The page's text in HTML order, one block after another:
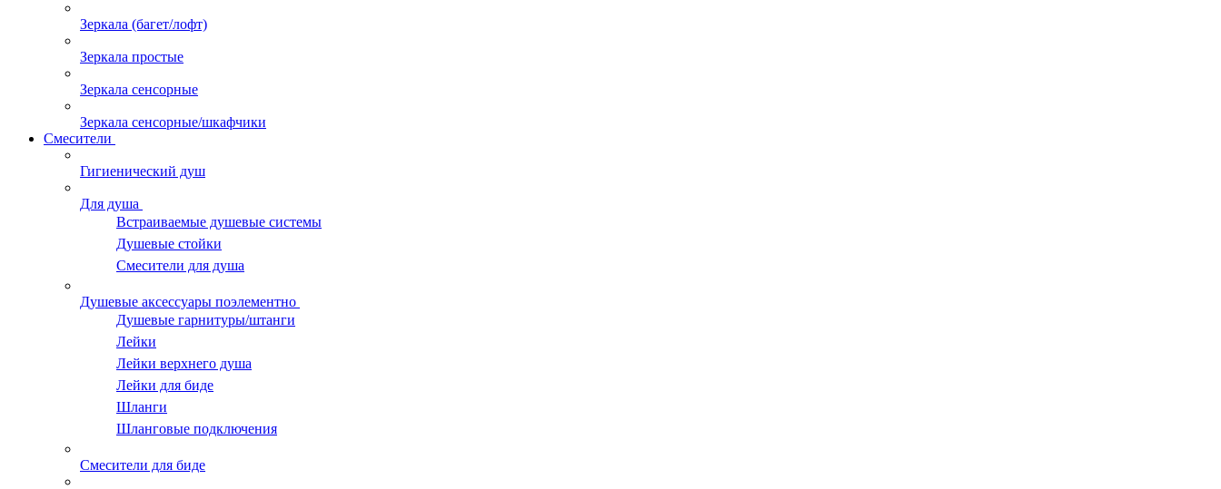
Зеркала (багет/лофт)
Зеркала простые
Зеркала сенсорные
Зеркала сенсорные/шкафчики
Смесители
Гигиенический душ
Для душа
Встраиваемые душевые системы
Душевые стойки
Смесители для душа
Душевые аксессуары поэлементно
Душевые гарнитуры/штанги
Лейки
Лейки верхнего душа
Лейки для биде
Шланги
Шланговые подключения
Смесители для биде